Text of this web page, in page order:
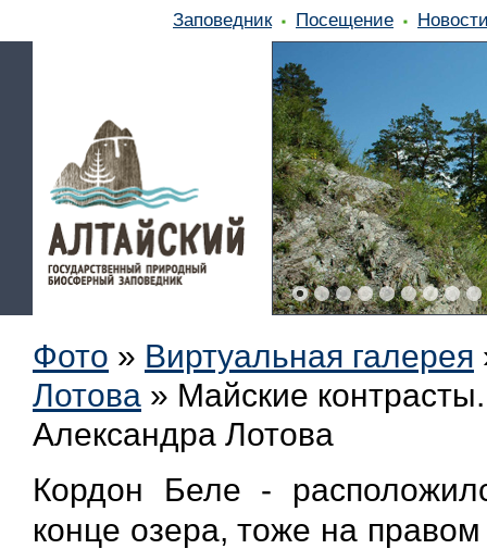
Заповедник Посещение
Фото » Виртуальная галерея
Лотова » Майские
Александра Лотова
Кордон Беле -
конце озера, тоже на